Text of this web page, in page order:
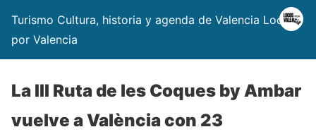
Turismo Cultura, historia y agenda de Valencia Locos
por Valencia
La III Ruta de les Coques by Ambar
vuelve a València con 23